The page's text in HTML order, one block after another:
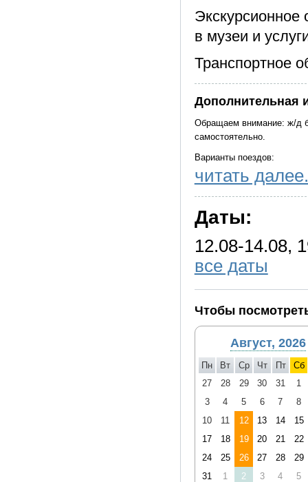
в музеи и
Транспортное
Дополнительная
Обращаем внимание: ж/д
самостоятельно.
Варианты поездов:
Москва - Ярославль:
Поезд №102Я.
Отправление в 07:35
Ярославль - Москва:
Поезд №105Я.
читать
Даты:
12.08-14.08,
все даты
Чтобы
Август, 2026
Пн Вт Ср Чт Пт
Сб
27
28 29 30 31
1
3
4 5 6 7
8
10
11 12 13 14
15
17
18 19 20 21
22
24
25 26 27 28
29
31
1 2 3 4 5